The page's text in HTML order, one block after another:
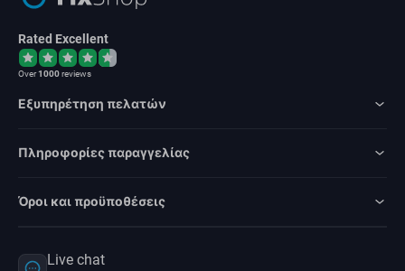
Rated Excellent
Over1000reviews
Εξυπηρέτηση πελατών
Πληροφορίες παραγγελίας
Όροι και προϋποθέσεις
Live chat